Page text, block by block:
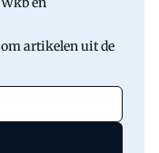
artikelen uit de